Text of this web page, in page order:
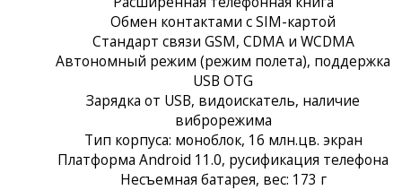
Обмен контактами с SIM-картой
Стандарт связи GSM, CDMA и WCDMA
Автономный режим (режим полета), поддержка
USB OTG
Зарядка от USB, видоискатель, наличие
виброрежима
Тип корпуса: моноблок, 16 млн.цв. экран
Платформа Android 11.0, русификация телефона
Несъемная батарея, вес: 173 г